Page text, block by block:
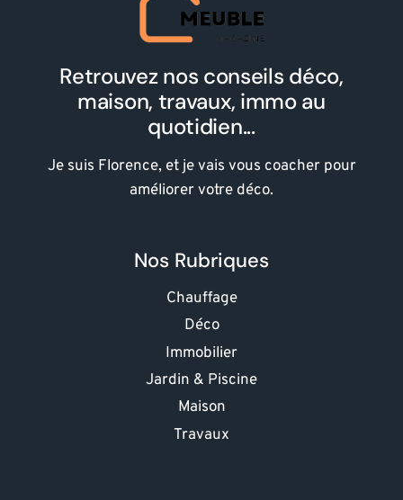
Retrouvez nos conseils déco,
maison, travaux, immo au
quotidien...
Je suis Florence, et je vais vous coacher pour
améliorer votre déco.
Nos Rubriques
Chauffage
Déco
Immobilier
Jardin & Piscine
Maison
Travaux